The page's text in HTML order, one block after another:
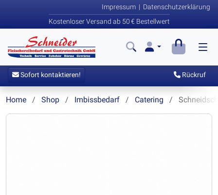
Kostenloser Versand ab 50 € Bestellwert
Impressum | Datenschutzerklärung
Sofort kontaktieren! Rückruf
Home Shop Imbissbedarf Catering